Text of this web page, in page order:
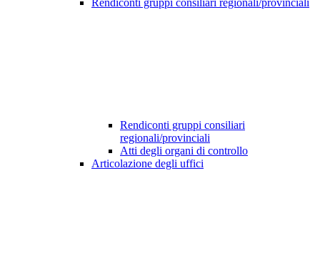
Rendiconti gruppi consiliari regionali/provinciali
Rendiconti gruppi consiliari
regionali/provinciali
Atti degli organi di controllo
Articolazione degli uffici